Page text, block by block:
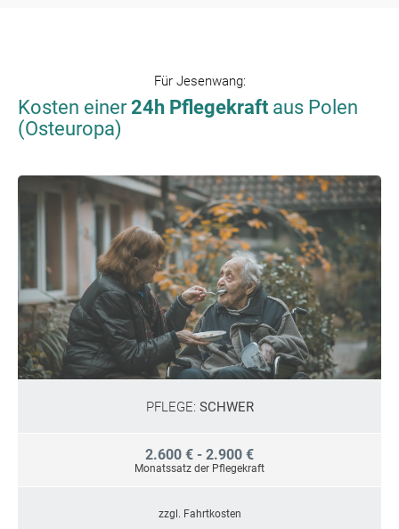
Für Jesenwang:
Kosten einer24h Pflegekraft aus Polen
(Osteuropa)
PFLEGE: SCHWER
2.600 € - 2.900 €
Monatssatz der Pflegekraft
zzgl. Fahrtkosten